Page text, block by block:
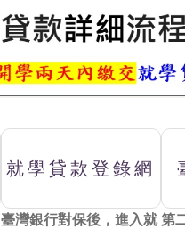
就學貸款登錄網
臺灣銀行對保後，進入就 第